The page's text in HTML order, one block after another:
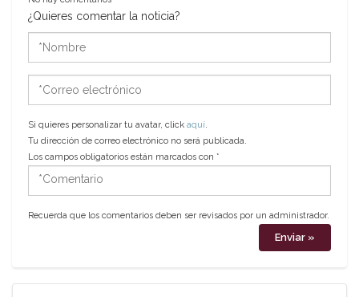
¿Quieres comentar la noticia?
electrónico
Si quieres personalizar tu avatar, click aquí.
Tu dirección de correo electrónico no será publicada.
Los campos obligatorios están marcados con *
*Comentario
Recuerda que los comentarios deben ser revisados por un administrador.